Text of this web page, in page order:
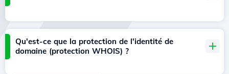
Qu'est-ce que la protection de l'identité de
domaine (protection WHOIS) ?